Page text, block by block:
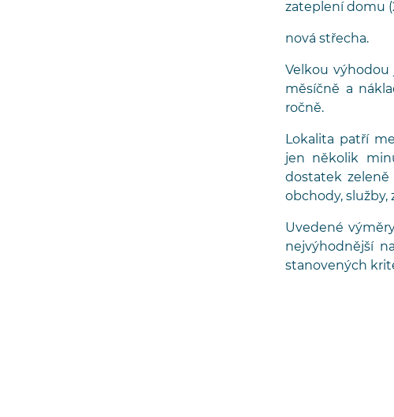
zateplení domu
nová střecha.
Velkou výhodou
měsíčně a
ročně.
Lokalita patří
jen několik
dostatek zeleně
obchody, služby,
Uvedené
nejvýhodnější
stanovených